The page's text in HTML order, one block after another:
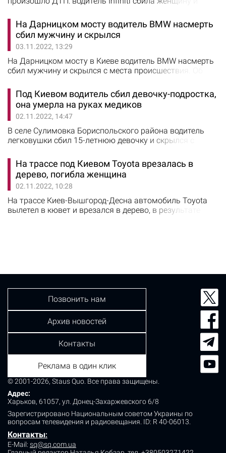
патрульной полиции Киева. По предварительным
данным, 54-летняя водитель автомобиля Infiniti G37, во
паркуясь, заехала на бордюр и сбила женщину,
которая стояла на остановке общественного
транспорта. После Infiniti остановился, столкнувшись с
маршрутным…
На Дарницком мосту водитель BMW насмерть
сбил мужчину и скрылся
03.11.2022, 13:29
На Дарницком мосту в Киеве водитель BMW насмерть
сбил мужчину и скрылся с места происшествия. Об
предварительным данным, в конце октября текущего
года на Дарницком мосту 41-летний водитель BMW,
ехавший в сторону Приднепровского шоссе, сбил 26-
летнего мужчину, который стоял возле своей машины,
дожидаясь оформления административных
материалов…
Под Киевом водитель сбил девочку-подростка,
она умерла на руках медиков
02.11.2022, 14:47
В селе Сулимовка Бориспольского района водитель
легковушки сбил 15-летнюю девочку и скрылся с
Киевской области. По предварительным данным, 31
октября около 22.20 водитель на неизвестном
автомобиле сбил 15-летнюю девочку, которая шла по
обочине дороги, и скрылся с места ДТП. В результате
аварии девочка умерла во время проведения
реанимационных…
На трассе под Киевом Toyota врезалась в
дерево, погибла женщина
02.11.2022, 10:28
На трассе Киев-Вышгород-Десна автомобиль Toyota
вылетел в кювет и врезался в дерево, в результате
© 2001-2026, Staus Quo. Все права защищены.
Адрес:
Харьков, 61057, ул. Донец-Захаржевского 6/8
Зарегистрировано Национальным советом Украины по
вопросам телевидения и радиовещания. ID: R 40-06013.
Контакты:
E-Mail: sq@sq.com.ua
Позвонить нам
Архив новостей
Контакты
Реклама в один клик